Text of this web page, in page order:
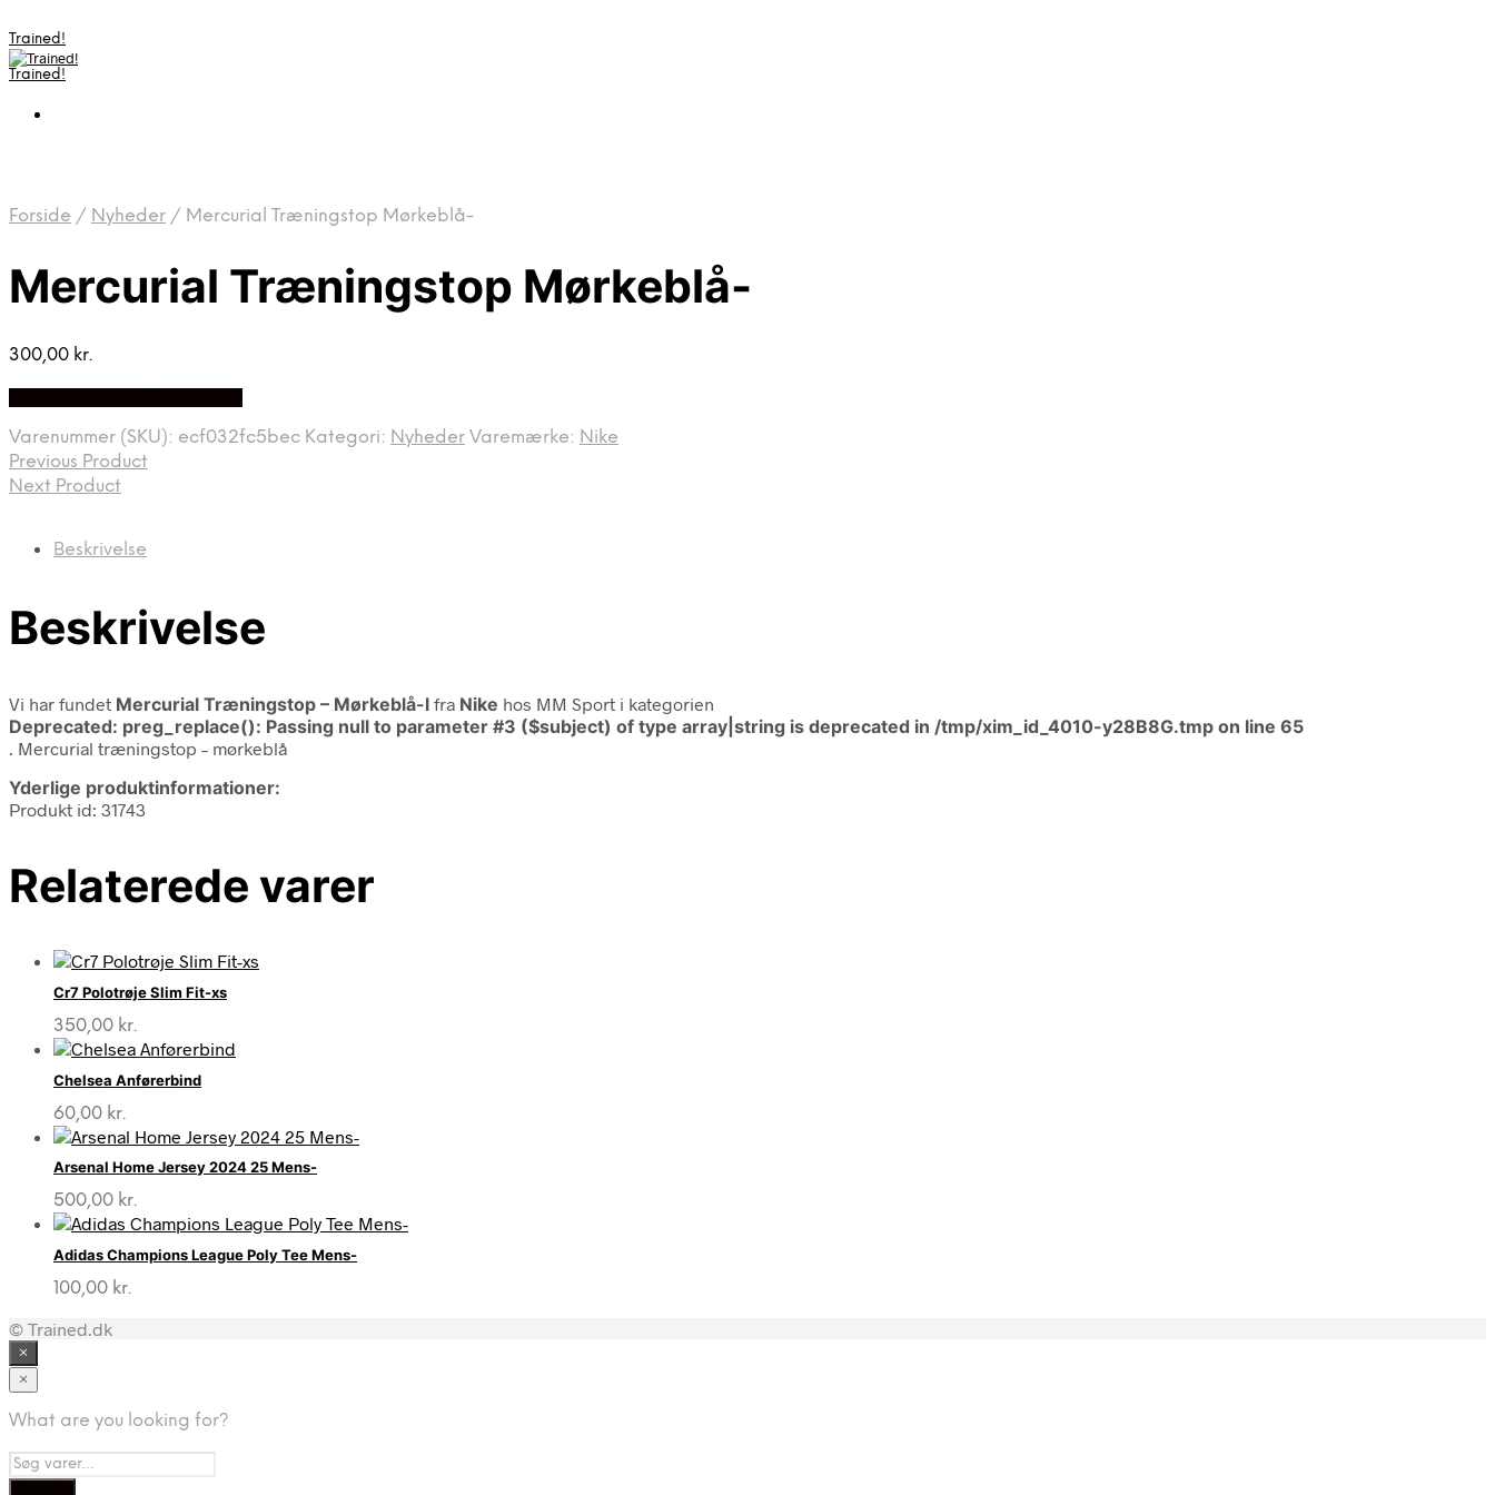
Trained!
Trained!
Forside / Nyheder / Mercurial Træningstop Mørkeblå-
Mercurial Træningstop Mørkeblå-
300,00 kr.
Varenummer (SKU): ecf032fc5bec Kategori: Nyheder Varemærke: Nike
Previous Product
Next Product
Beskrivelse
Beskrivelse
Vi har fundet Mercurial Træningstop – Mørkeblå-l fra Nike hos MM Sport i kategorien
Deprecated: preg_replace(): Passing null to parameter #3 ($subject) of type array|string is deprecated in /tmp/xim_id_4010-y28B8G.tmp on line 65
. Mercurial træningstop – mørkeblå
Yderlige produktinformationer:
Produkt id: 31743
Relaterede varer
Cr7 Polotrøje Slim Fit-xs
350,00 kr.
Chelsea Anførerbind
60,00 kr.
Arsenal Home Jersey 2024 25 Mens-
500,00 kr.
Adidas Champions League Poly Tee Mens-
100,00 kr.
© Trained.dk
×
×
What are you looking for?